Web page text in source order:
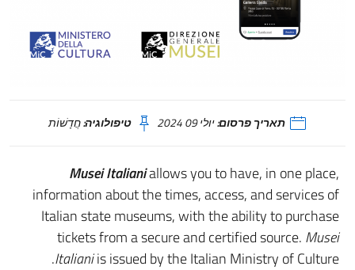
תאריך פרסום:יולי 09 2024 טיפולוגיה:חֲדָשׁוֹת
Musei Italianiallows you to have, in one place,
information about the times, access, and services of
Italian state museums, with the ability to purchase
tickets from a secure and certified source. Musei
Italianiis issued by the Italian Ministry of Culture.